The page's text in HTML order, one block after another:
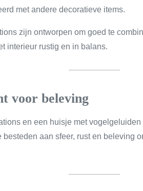
met andere decoratieve items.
zijn ontworpen om goed te
interieur rustig en in balans.
voor beleving
en een huisje met
aan sfeer, rust en beleving